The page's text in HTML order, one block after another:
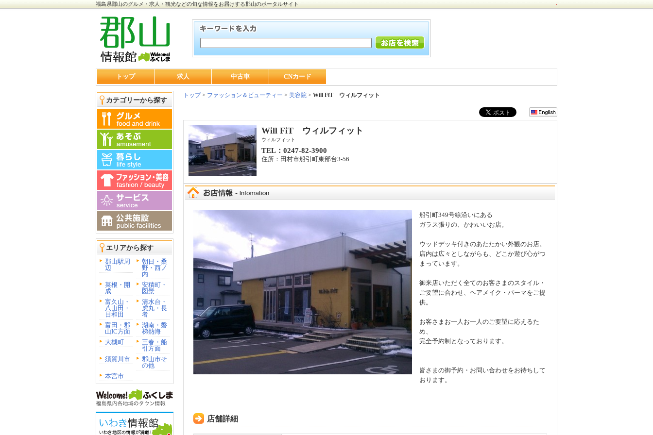
福島県郡山のグルメ・求人・観光などの旬な情報をお届けする郡山のポータルサイト
トップ 求人 中古車 CNカード
カテゴリーから探す
エリアから探す
郡山駅周
辺
朝日・桑
野・西ノ
内
菜根・開
成
安積町・
図景
富久山・
八山田・
日和田
清水台・
虎丸・長
者
富田・郡
山IC方面
湖南・磐
梯熱海
大槻町
三春・船
引方面
須賀川市
郡山市そ
の他
本宮市
トップ> ファッション＆ビューティー > 美容院 > Will FiT ウィルフィット
Will FiT ウィルフィット
ウィルフィット
TEL：0247-82-3900
住所：田村市船引町東部台3-56
船引町349号線沿いにある
ガラス張りの、かわいいお店。
ウッドデッキ付きのあたたかい外観のお店。
店内は広々としながらも、どこか遊び心がつ
まっています。
御来店いただく全てのお客さまのスタイル・
ご要望に合わせ、ヘアメイク・パーマをご提
供。
お客さまお一人お一人のご要望に応えるた
め、
完全予約制となっております。
皆さまの御予約・お問い合わせをお待ちして
おります。
店舗詳細